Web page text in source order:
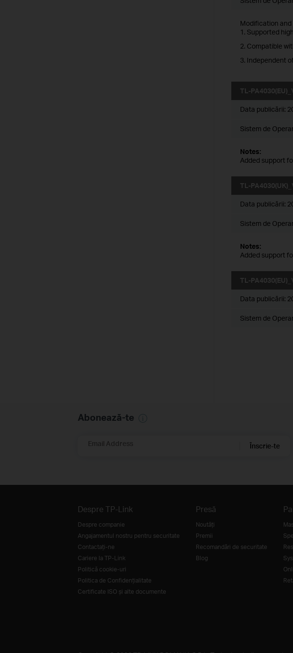
Modification and
1. Supported
2. Compatible
3. Independent
TL-
Data publicării:
Sistem de
Notes:
Added support
TL-
Data publicării:
Sistem de
Notes:
Added support
TL-
Data publicării:
Sistem de
Abonează-te
Email Address Înscrie-te
Despre TP-Link
Despre companie
Angajamentul nostru pentru securitate
Contactați-ne
Cariere la TP-Link
Politică cookie-uri
Politica de Confidențialitate
Certificate ISO și alte documente
Presă
Noutăţi
Premii
Recomandări de securitate
Blog